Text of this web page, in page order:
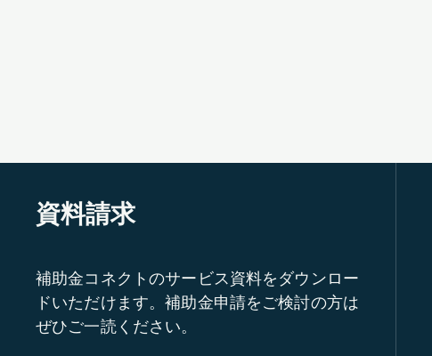
資料請求
補助金コネクトのサービス資料をダウンロー
ドいただけます。補助金申請をご検討の方は
ぜひご一読ください。